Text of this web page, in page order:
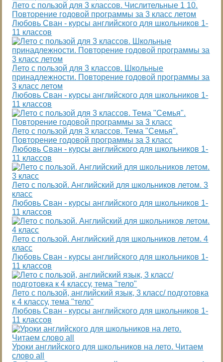
Лето с пользой для 3 классов. Числительные 1 10.
Повторение годовой программы за 3 класс летом
Любовь Сван - курсы английского для школьников 1-
11 классов
Лето с пользой для 3 классов. Школьные
принадлежности. Повторение годовой программы за
3 класс летом
Любовь Сван - курсы английского для школьников 1-
11 классов
Лето с пользой для 3 классов. Тема "Семья".
Повторение годовой программы за 3 класс
Любовь Сван - курсы английского для школьников 1-
11 классов
Лето с пользой. Английский для школьников летом. 3
класс
Любовь Сван - курсы английского для школьников 1-
11 классов
Лето с пользой. Английский для школьников летом. 4
класс
Любовь Сван - курсы английского для школьников 1-
11 классов
Лето с пользой, английский язык, 3 класс/ подготовка
к 4 классу, тема "тело"
Любовь Сван - курсы английского для школьников 1-
11 классов
Уроки английского для школьников на лето. Читаем
слово all